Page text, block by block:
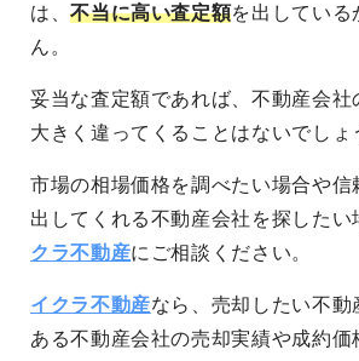
は、不当に高い査定額を出している
ん。
妥当な査定額であれば、不動産会社
大きく違ってくることはないでしょ
市場の相場価格を調べたい場合や信
出してくれる不動産会社を探したい
クラ不動産にご相談ください。
イクラ不動産なら、売却したい不動
ある不動産会社の売却実績や成約価